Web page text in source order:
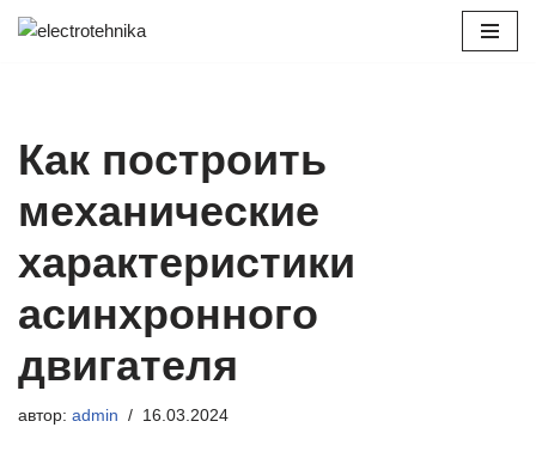
Как построить
механические
характеристики
асинхронного
двигателя
автор: admin 16.03.2024